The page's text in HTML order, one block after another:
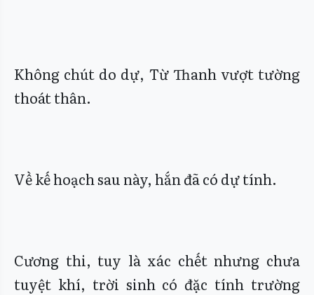
Không chút do dự, Từ Thanh vượt tường
thoát thân.
Về kế hoạch sau này, hắn đã có dự tính.
Cương thi, tuy là xác chết nhưng chưa
tuyệt khí, trời sinh có đặc tính trường